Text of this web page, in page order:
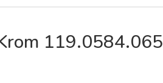
119.0584.065